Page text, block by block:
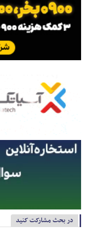
در بحث مشارکت کنید